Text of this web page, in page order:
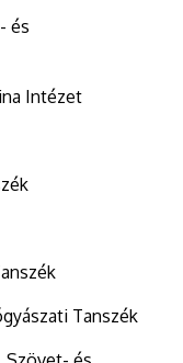
és
Intézet
Tanszék